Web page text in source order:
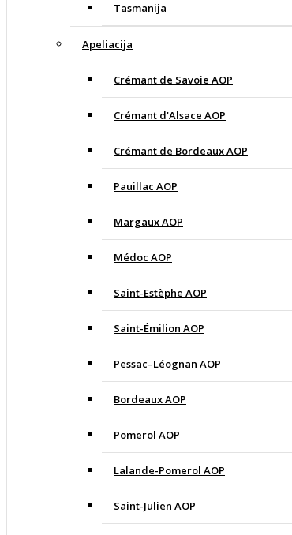
Tasmanija
Apeliacija
Crémant de Savoie AOP
Crémant d'Alsace AOP
Crémant de Bordeaux AOP
Pauillac AOP
Margaux AOP
Médoc AOP
Saint-Estèphe AOP
Saint-Émilion AOP
Pessac–Léognan AOP
Bordeaux AOP
Pomerol AOP
Lalande-Pomerol AOP
Saint-Julien AOP